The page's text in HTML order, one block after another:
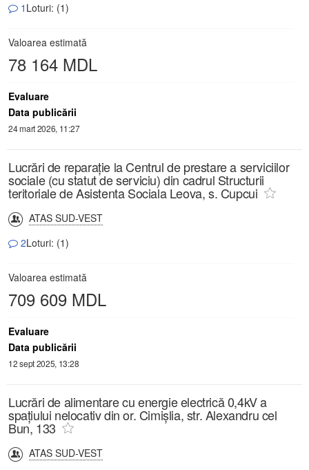
1 Loturi: (1)
Valoarea estimată
78 164 MDL
Evaluare
Data publicării
24 mart 2026, 11:27
Lucrări de reparație la Centrul de prestare a serviciilor
sociale (cu statut de serviciu) din cadrul Structurii
teritoriale de Asistenta Sociala Leova, s. Cupcui
ATAS SUD-VEST
2Loturi: (1)
Valoarea estimată
709 609 MDL
Evaluare
Data publicării
12 sept 2025, 13:28
Lucrări de alimentare cu energie electrică 0,4kV a
spațiului nelocativ din or. Cimișlia, str. Alexandru cel
Bun, 133
ATAS SUD-VEST